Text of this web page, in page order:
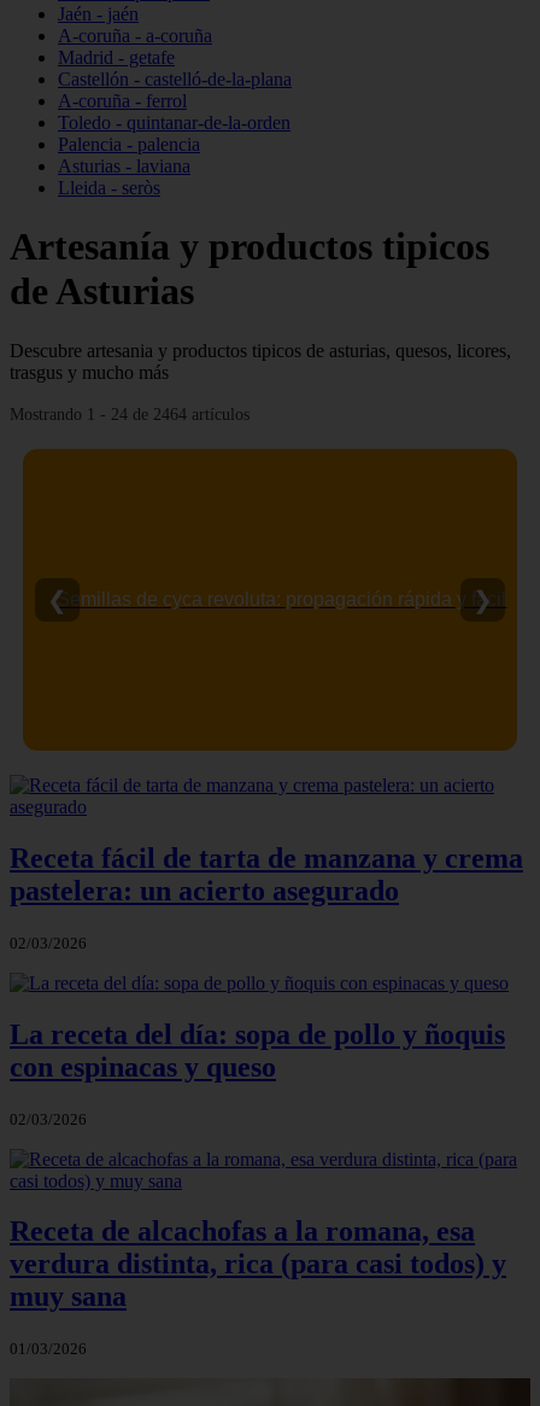
Jaén - jaén
A-coruña - a-coruña
Madrid - getafe
Castellón - castelló-de-la-plana
A-coruña - ferrol
Toledo - quintanar-de-la-orden
Palencia - palencia
Asturias - laviana
Lleida - seròs
Artesanía y productos tipicos
de Asturias
Descubre artesania y productos tipicos de asturias, quesos, licores,
trasgus y mucho más
Mostrando 1 - 24 de 2464 artículos
Semillas de cyca revoluta: propagación rápida y fácil
❮ ❯
Receta fácil de tarta de manzana y crema
pastelera: un acierto asegurado
02/03/2026
La receta del día: sopa de pollo y ñoquis
con espinacas y queso
02/03/2026
Receta de alcachofas a la romana, esa
verdura distinta, rica (para casi todos) y
muy sana
01/03/2026